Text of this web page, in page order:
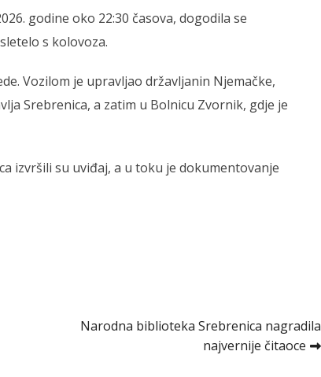
godine oko 22:30 časova, dogodila se
s kolovoza.
Vozilom je upravljao državljanin Njemačke,
Srebrenica, a zatim u Bolnicu Zvornik, gdje je
izvršili su uviđaj, a u toku je dokumentovanje
Narodna biblioteka Srebrenica nagradila
najvernije čitaoce